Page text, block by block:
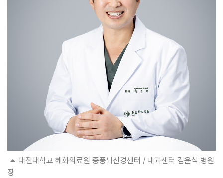
대전대학교 혜화의료원 중풍뇌신경센터 / 내과센터 김윤식 병원
장